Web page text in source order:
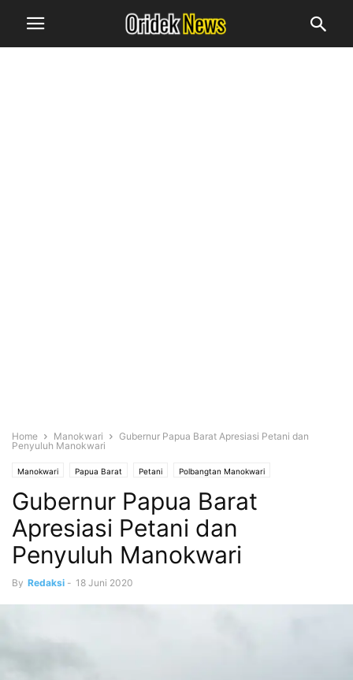
Home Manokwari
Gubernur Papua Barat Apresiasi Petani dan
Penyuluh Manokwari
Manokwari Papua Barat Petani Polbangtan Manokwari
Gubernur Papua Barat
Apresiasi Petani dan
Penyuluh Manokwari
By Redaksi - 18 Juni 2020